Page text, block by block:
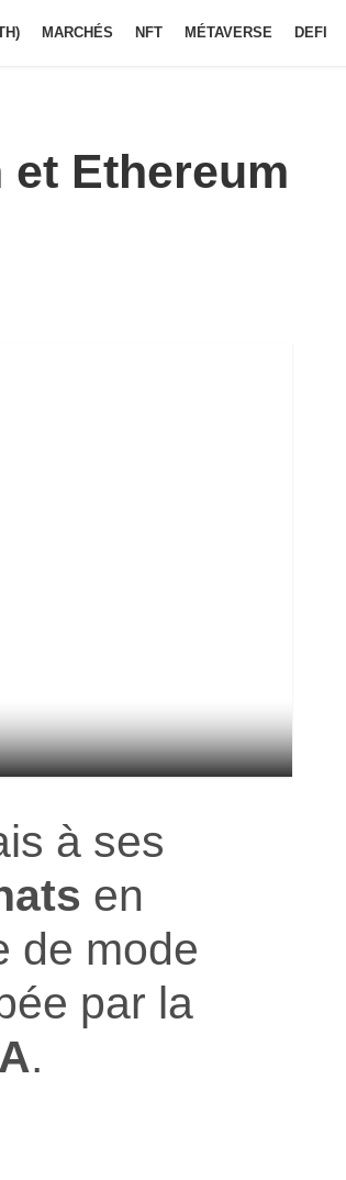
MARCHÉS NFT MÉTAVERSE DEFI
et Ethereum
à ses
en
de mode
par la
.